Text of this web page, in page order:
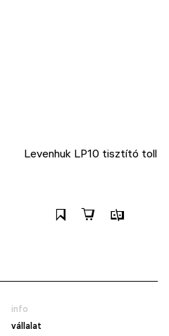
Levenhuk LP10 tisztító toll
info
vállalat